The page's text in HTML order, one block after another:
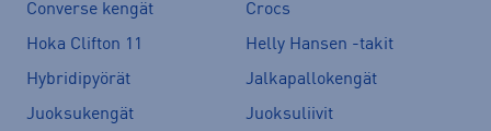
Converse kengät
Crocs
Hoka Clifton 11
Helly Hansen -takit
Hybridipyörät
Jalkapallokengät
Juoksukengät
Juoksuliivit